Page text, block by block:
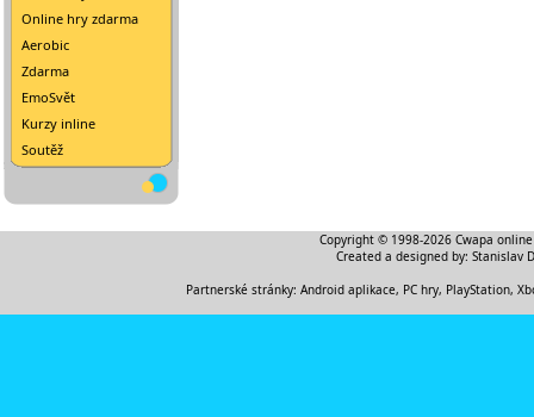
Online hry zdarma
Aerobic
Zdarma
EmoSvět
Kurzy inline
Soutěž
Copyright © 1998-2026 Cwapa
Created a designed by: Stanislav
Partnerské stránky: Android aplikace, PC hry, PlayStation,